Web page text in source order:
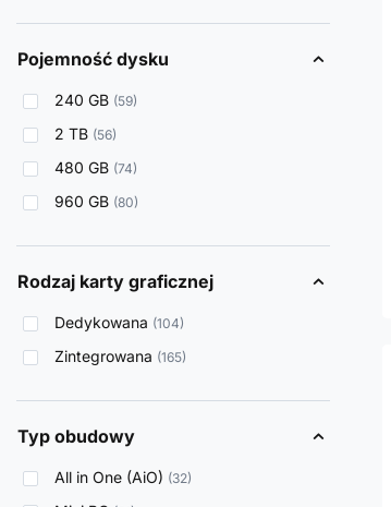
Pojemność dysku
240 GB 59
2 TB 56
480 GB 74
960 GB 80
Rodzaj karty graficznej
Dedykowana 104
Zintegrowana 165
Typ obudowy
All in One (AiO) 32